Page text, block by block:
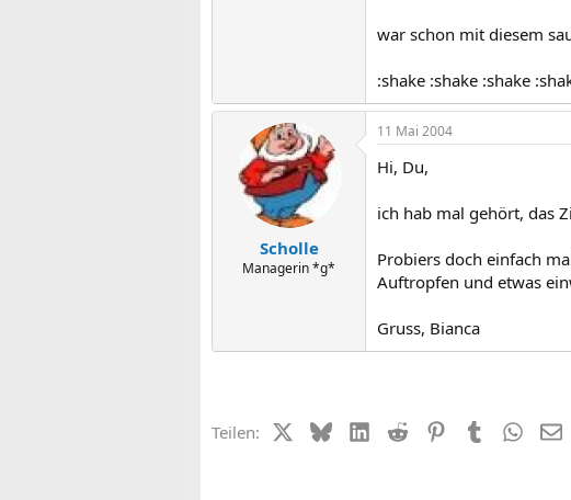
war schon mit diesem
:shake :shake :shake
Scholle
Managerin *g*
11 Mai 2004
Hi, Du,
ich hab mal gehört, das
Probiers doch einfach
Auftropfen und etwas
Gruss, Bianca
Teilen: X (Twitter)
BlueskyLinkedIn
Reddit PinterestTumblr